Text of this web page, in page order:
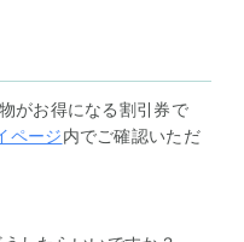
がお得になる割引券で
ページ内でご確認いただ